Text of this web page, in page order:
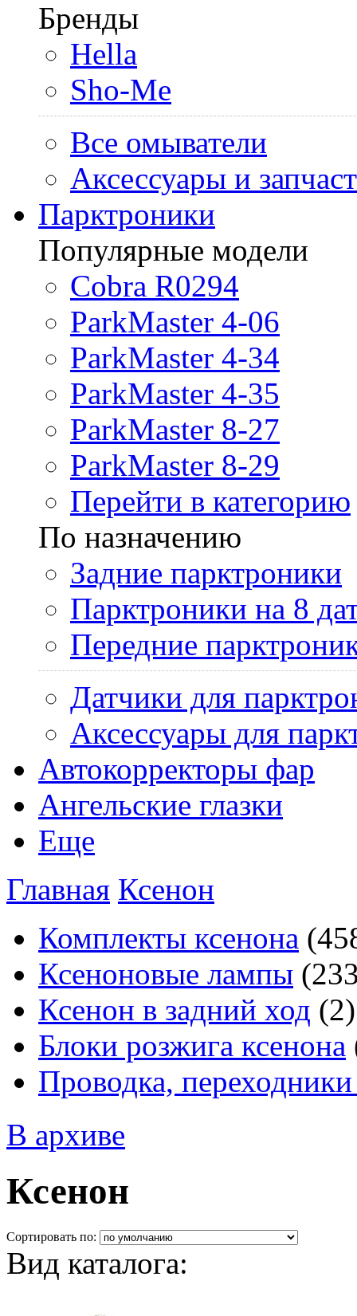
Бренды
Hella
Sho-Me
Все омыватели
Аксессуары и
Парктроники
Популярные модели
Cobra R0294
ParkMaster 4-06
ParkMaster 4-34
ParkMaster 4-35
ParkMaster 8-27
ParkMaster 8-29
Перейти в категорию
По назначению
Задние парктроники
Парктроники на 8
Передние
Датчики для
Аксессуары для
Автокорректоры фар
Ангельские глазки
Еще
Главная Ксенон
Комплекты ксенона
Ксеноновые лампы
Ксенон в задний ход (2)
Блоки розжига ксенона
Проводка,
В архиве
Ксенон
Сортировать по:
Вид каталога: